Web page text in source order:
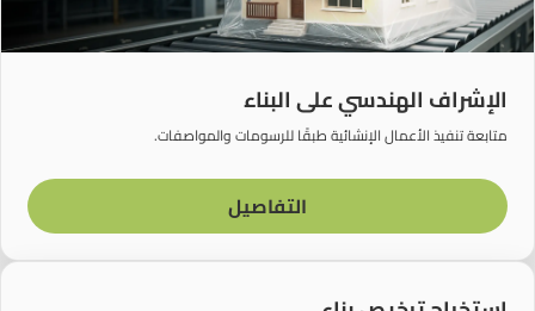
الإشراف الهندسي على البناء
متابعة تنفيذ الأعمال الإنشائية طبقًا للرسومات والمواصفات.
التفاصيل